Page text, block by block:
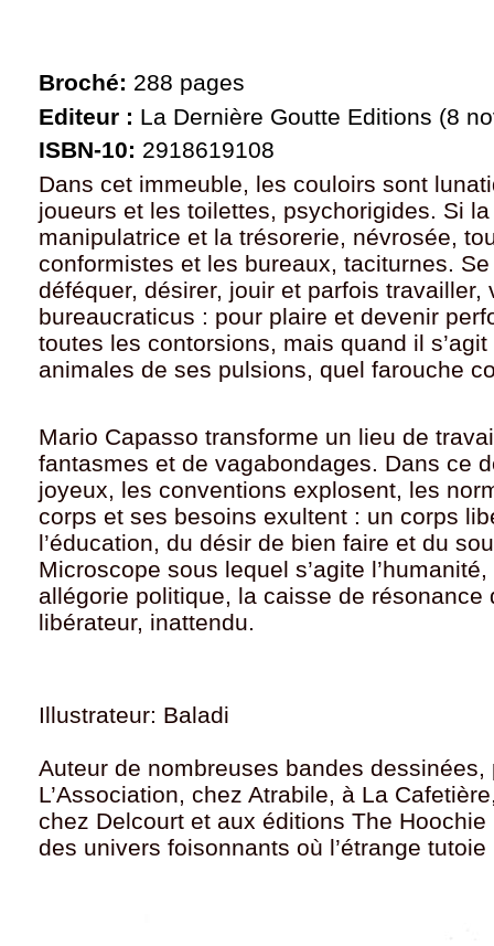
Broché: 288 pages
Editeur : La Dernière Goutte Editions (8
ISBN-10: 2918619108
Dans cet immeuble, les couloirs sont
joueurs et les toilettes, psychorigides. Si
manipulatrice et la trésorerie, névrosée,
conformistes et les bureaux, taciturnes.
déféquer, désirer, jouir et parfois travailler,
bureaucraticus : pour plaire et devenir
toutes les contorsions, mais quand il s’agit
animales de ses pulsions, quel farouche
Mario Capasso transforme un lieu de
fantasmes et de vagabondages. Dans ce
joyeux, les conventions explosent, les
corps et ses besoins exultent : un corps
l’éducation, du désir de bien faire et du
Microscope sous lequel s’agite
allégorie politique, la caisse de résonance
libérateur, inattendu.
Illustrateur: Baladi
Auteur de nombreuses bandes
L’Association, chez Atrabile, à La
chez Delcourt et aux éditions The
des univers foisonnants où l’étrange tutoie